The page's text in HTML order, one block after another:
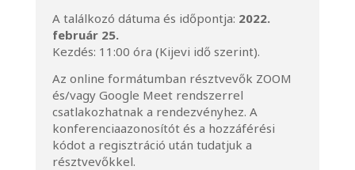
A találkozó dátuma és időpontja: 2022.
február 25.
Kezdés: 11:00 óra (Kijevi idő szerint).
Az online formátumban résztvevők ZOOM
és/vagy Google Meet rendszerrel
csatlakozhatnak a rendezvényhez. A
konferenciaazonosítót és a hozzáférési
kódot a regisztráció után tudatjuk a
résztvevőkkel.